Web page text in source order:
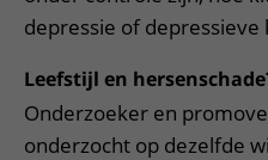
depressie of depressieve
Leefstijl en
Onderzoeker en
onderzocht op dezelfde